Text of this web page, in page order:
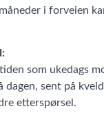
i forveien
som ukedags
dagen, sent på
etterspørsel.